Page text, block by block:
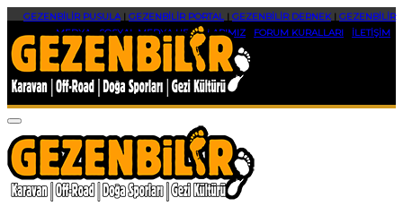
GEZENBİLİR PUSULA| GEZENBİLİR PORTAL| GEZENBİLİR DERNEK| GEZENBİLİR
MEDYA|SOSYAL MEDYA HESAPLARIMIZ FORUM KURALLARI İLETİŞİM